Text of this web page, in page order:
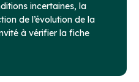
incertaines, la
de l’évolution de la
à vérifier la fiche